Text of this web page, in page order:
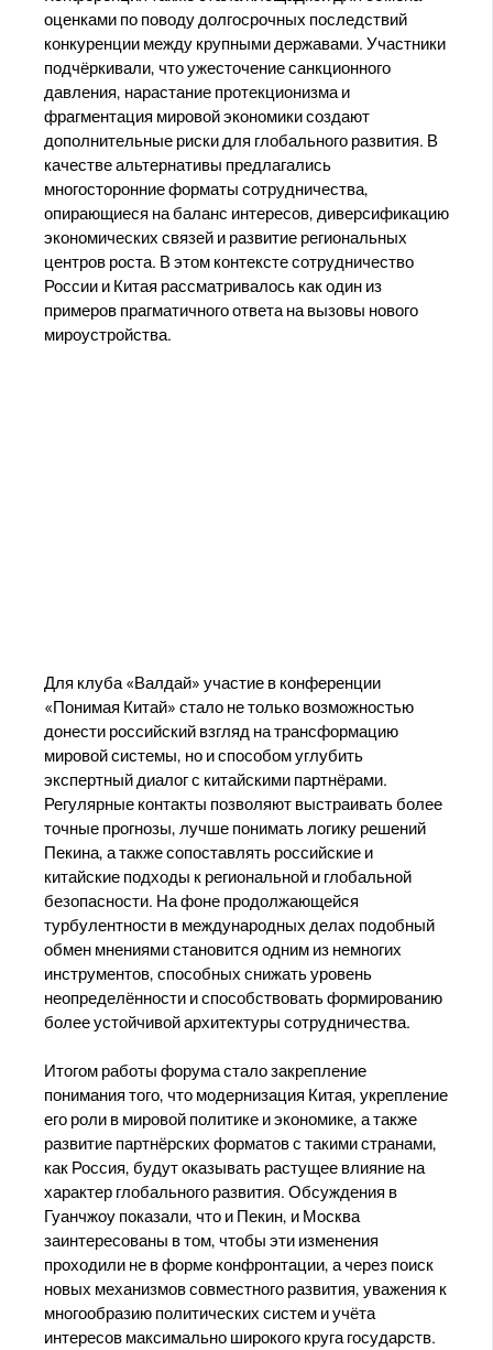
оценками по поводу долгосрочных последствий
конкуренции между крупными державами. Участники
подчёркивали, что ужесточение санкционного
давления, нарастание протекционизма и
фрагментация мировой экономики создают
дополнительные риски для глобального развития. В
качестве альтернативы предлагались
многосторонние форматы сотрудничества,
опирающиеся на баланс интересов, диверсификацию
экономических связей и развитие региональных
центров роста. В этом контексте сотрудничество
России и Китая рассматривалось как один из
примеров прагматичного ответа на вызовы нового
мироустройства.
Для клуба «Валдай» участие в конференции
«Понимая Китай» стало не только возможностью
донести российский взгляд на трансформацию
мировой системы, но и способом углубить
экспертный диалог с китайскими партнёрами.
Регулярные контакты позволяют выстраивать более
точные прогнозы, лучше понимать логику решений
Пекина, а также сопоставлять российские и
китайские подходы к региональной и глобальной
безопасности. На фоне продолжающейся
турбулентности в международных делах подобный
обмен мнениями становится одним из немногих
инструментов, способных снижать уровень
неопределённости и способствовать формированию
более устойчивой архитектуры сотрудничества.
Итогом работы форума стало закрепление
понимания того, что модернизация Китая, укрепление
его роли в мировой политике и экономике, а также
развитие партнёрских форматов с такими странами,
как Россия, будут оказывать растущее влияние на
характер глобального развития. Обсуждения в
Гуанчжоу показали, что и Пекин, и Москва
заинтересованы в том, чтобы эти изменения
проходили не в форме конфронтации, а через поиск
новых механизмов совместного развития, уважения к
многообразию политических систем и учёта
интересов максимально широкого круга государств.